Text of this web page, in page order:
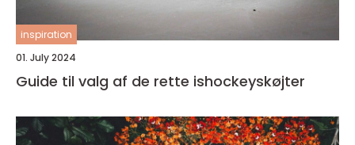
inspiration
01. July 2024
Guide til valg af de rette ishockeyskøjter